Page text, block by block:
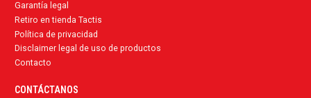
Garantía legal
Retiro en tienda Tactis
Política de privacidad
Disclaimer legal de uso de productos
Contacto
CONTÁCTANOS